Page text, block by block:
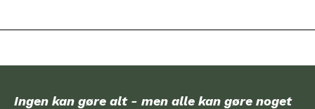
Ingen kan gøre alt - men alle kan gøre noget